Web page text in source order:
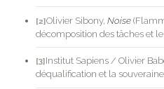
[2]Olivier Sibony,Noise
décomposition des tâches et
[3]Institut Sapiens / Olivier
déqualification et la